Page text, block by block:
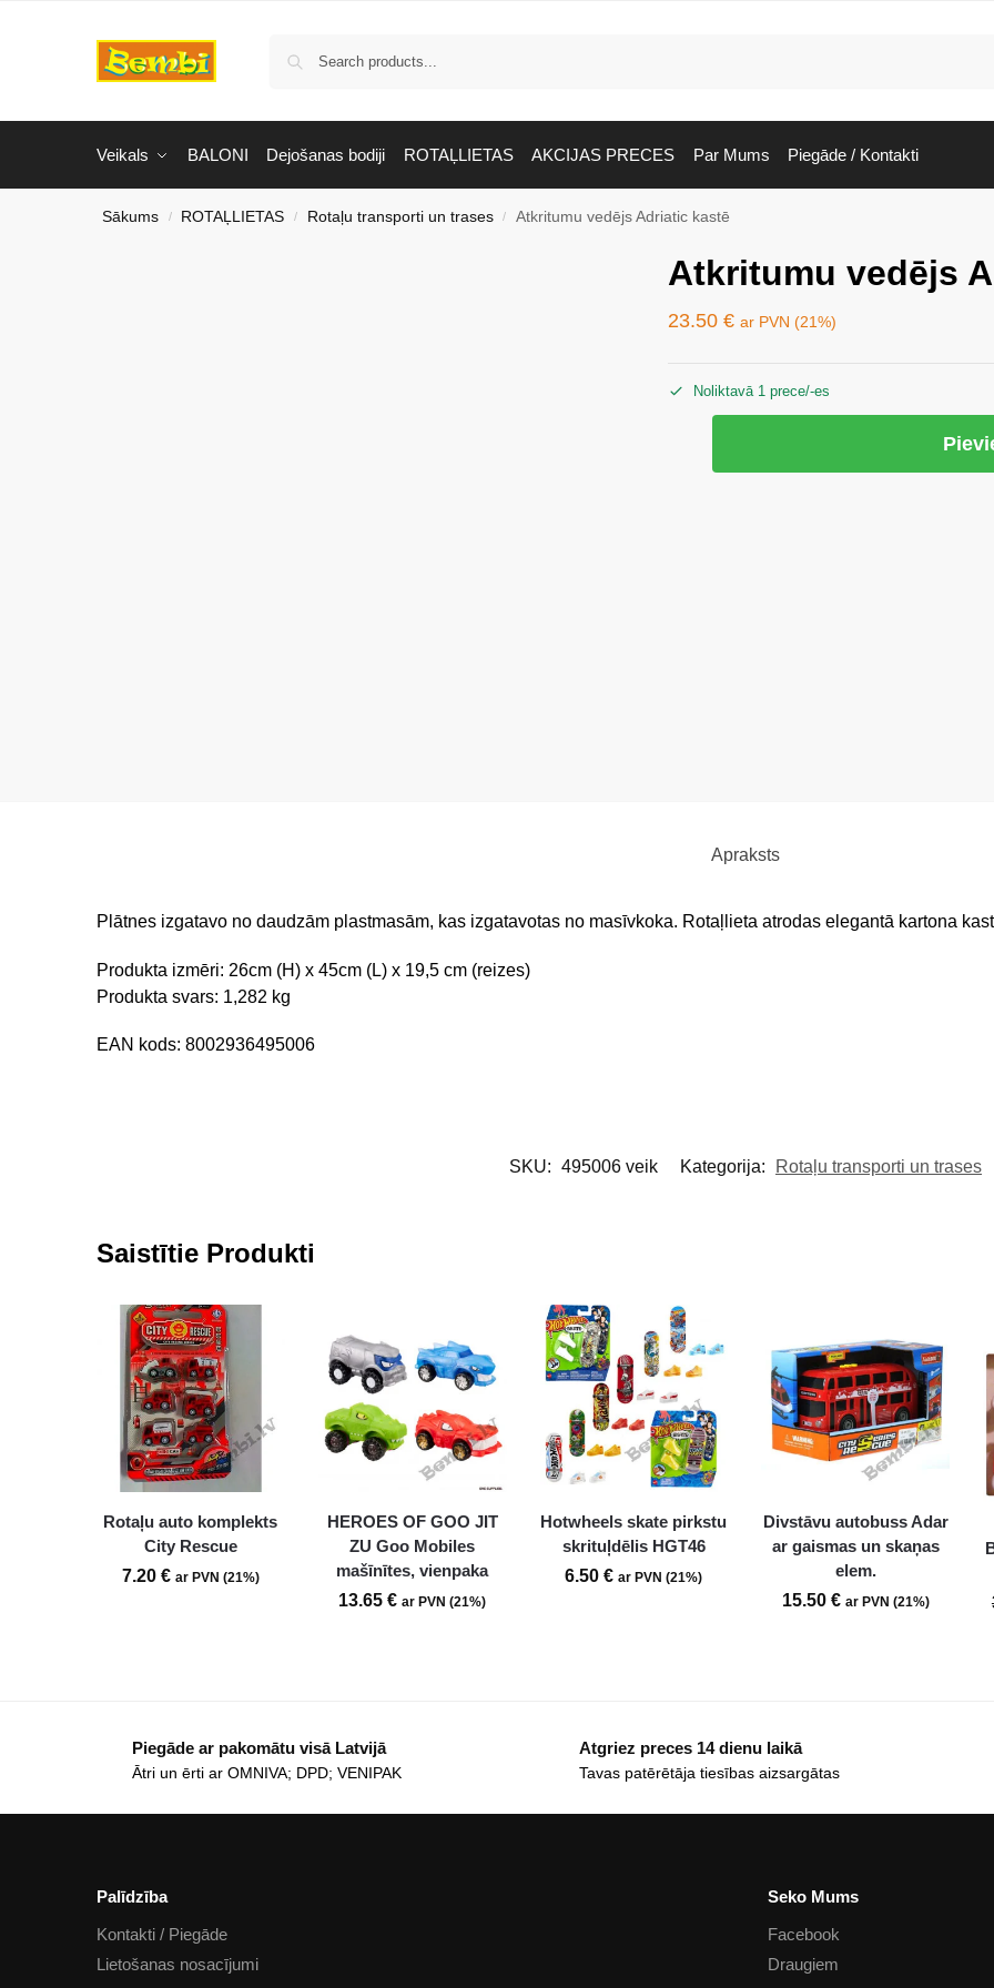
Veikals BALONI Dejošanas bodiji ROTAĻLIETAS AKCIJAS PRECES Par Mums Piegāde / Kontakti
Sākums / ROTAĻLIETAS / Rotaļu transporti un trases / Atkritumu vedējs Adriatic kastē
Atkritumu vedējs
23.50 € ar PVN (21%)
Noliktavā 1 prece/-es
Apraksts
Plātnes izgatavo no daudzām plastmasām, kas izgatavotas no masīvkoka. Rotaļlieta atrodas elegantā kartona
Produkta izmēri: 26cm (H) x 45cm (L) x 19,5 cm (reizes)
Produkta svars: 1,282 kg
EAN kods: 8002936495006
SKU: 495006 veik Kategorija: Rotaļu transporti un trases
Saistītie Produkti
Rotaļu auto komplekts
City Rescue
7.20 € ar PVN (21%)
HEROES OF GOO JIT
ZU Goo Mobiles
mašīnītes, vienpaka
13.65€ ar PVN (21%)
Hotwheels skate pirkstu
skrituļdēlis HGT46
6.50€ ar PVN (21%)
Divstāvu autobuss Adar
ar gaismas un skaņas
elem.
15.50 € ar PVN (21%)
Piegāde ar pakomātu visā Latvijā
Ātri un ērti ar OMNIVA; DPD; VENIPAK
Atgriez preces 14 dienu laikā
Tavas patērētāja tiesības aizsargātas
Palīdzība
Kontakti / Piegāde
Lietošanas nosacījumi
Seko Mums
Facebook
Draugiem